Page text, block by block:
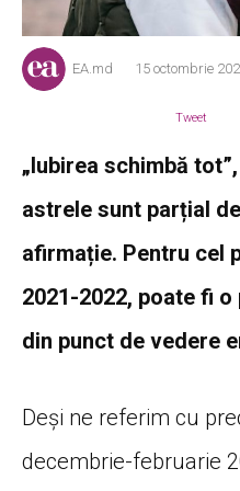
EA.md 15 octombrie
Tweet
„Iubirea schimbă
astrele sunt parțial
afirmație. Pentru cel
2021-2022, poate fi
din punct de vedere
Deși ne referim cu
decembrie-februarie